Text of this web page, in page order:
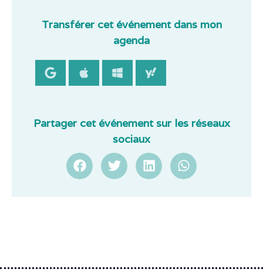
Transférer cet événement dans mon
agenda
Partager cet événement sur les réseaux
sociaux